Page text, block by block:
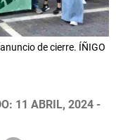
de cierre. ÍÑIGO
11 ABRIL, 2024 -